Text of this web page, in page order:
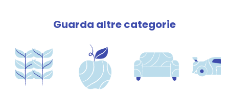
Guarda altre categorie